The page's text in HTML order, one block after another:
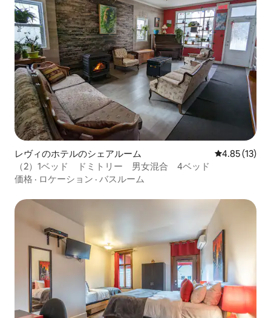
レヴィのホテルのシェアルーム レビュー13
4.85 (13)
（2）1ベッド ドミトリー 男女混合 4ベッド
価格 · ロケーション · バスルーム